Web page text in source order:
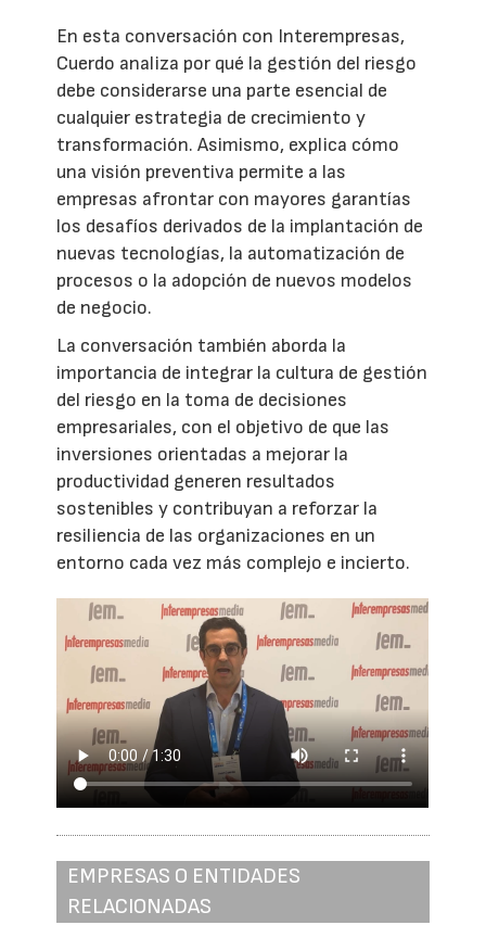
En esta conversación con Interempresas,
Cuerdo analiza por qué la gestión del riesgo
debe considerarse una parte esencial de
cualquier estrategia de crecimiento y
transformación. Asimismo, explica cómo
una visión preventiva permite a las
empresas afrontar con mayores garantías
los desafíos derivados de la implantación de
nuevas tecnologías, la automatización de
procesos o la adopción de nuevos modelos
de negocio.
La conversación también aborda la
importancia de integrar la cultura de gestión
del riesgo en la toma de decisiones
empresariales, con el objetivo de que las
inversiones orientadas a mejorar la
productividad generen resultados
sostenibles y contribuyan a reforzar la
resiliencia de las organizaciones en un
entorno cada vez más complejo e incierto.
EMPRESAS O ENTIDADES
RELACIONADAS